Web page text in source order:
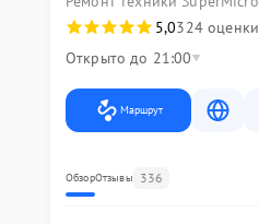
5,0324 оценки
Открыто до 21:00
Маршрут
ОбзорОтзывы 336